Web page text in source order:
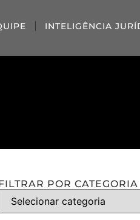
INTELIGÊNCIA
POR CATEGORIA